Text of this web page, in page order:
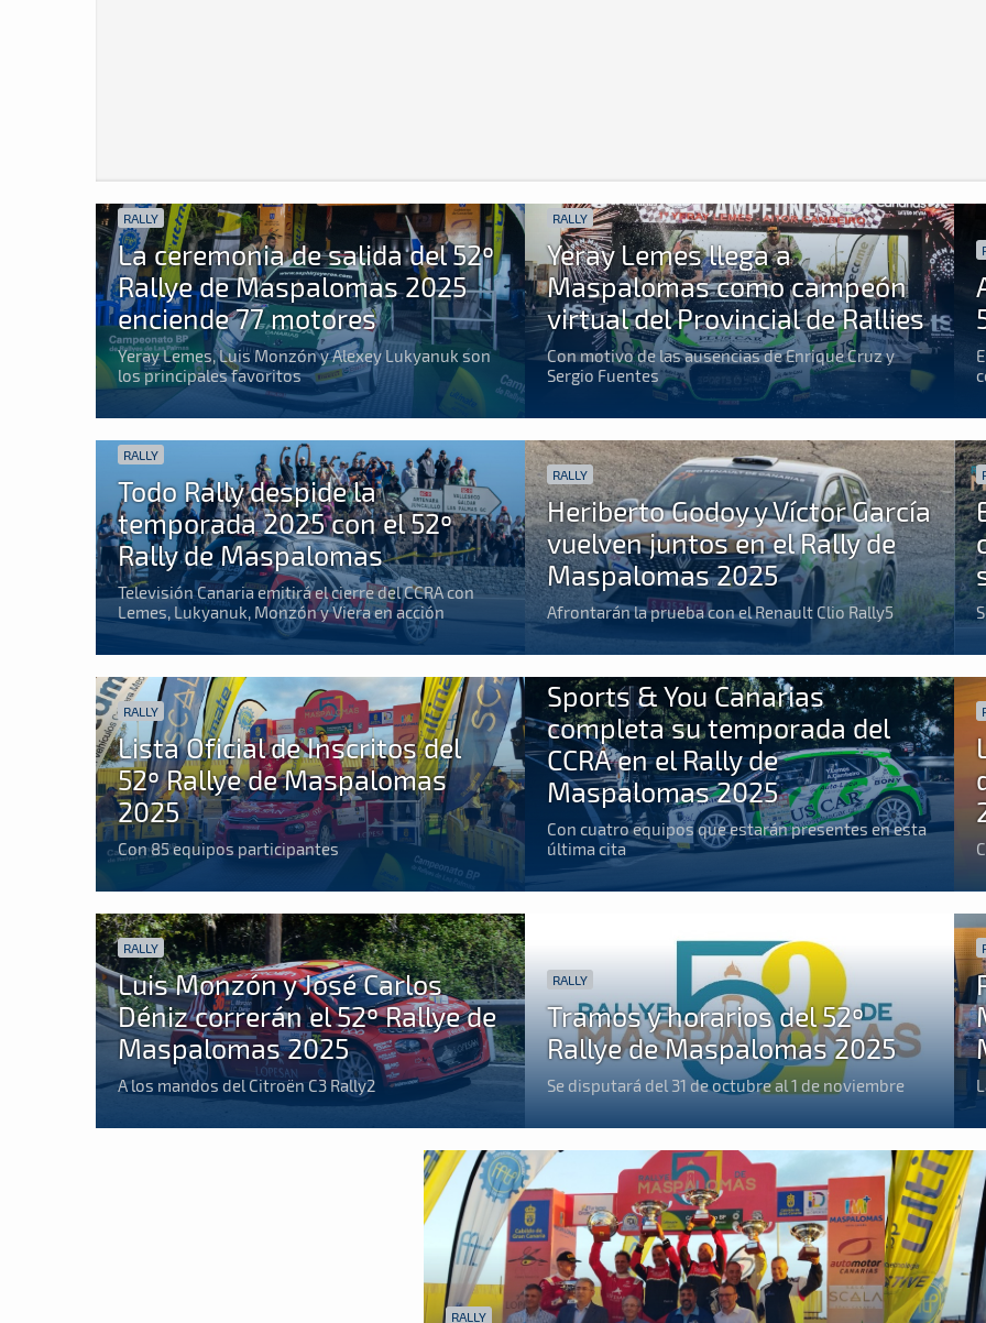
RALLY
La ceremonia de salida del 52º
Rallye de Maspalomas 2025
enciende 77 motores
Yeray Lemes, Luis Monzón y Alexey Lukyanuk son
los principales favoritos
RALLY
Yeray Lemes llega a
Maspalomas como campeón
virtual del Provincial de Rallies
Con motivo de las ausencias de Enrique Cruz y
Sergio Fuentes
RALLY
Todo Rally despide la
temporada 2025 con el 52º
Rally de Maspalomas
Televisión Canaria emitirá el cierre del CCRA con
Lemes, Lukyanuk, Monzón y Viera en acción
RALLY
Heriberto Godoy y Víctor García
vuelven juntos en el Rally de
Maspalomas 2025
Afrontarán la prueba con el Renault Clio Rally5
RALLY
Lista Oficial de Inscritos del
52º Rallye de Maspalomas
2025
Con 85 equipos participantes
RALLY
Sports & You Canarias
completa su temporada del
CCRA en el Rally de
Maspalomas 2025
Con cuatro equipos que estarán presentes en esta
última cita
RALLY
Luis Monzón y José Carlos
Déniz correrán el 52º Rallye de
Maspalomas 2025
A los mandos del Citroën C3 Rally2
RALLY
Tramos y horarios del 52º
Rallye de Maspalomas 2025
Se disputará del 31 de octubre al 1 de noviembre
RALLY